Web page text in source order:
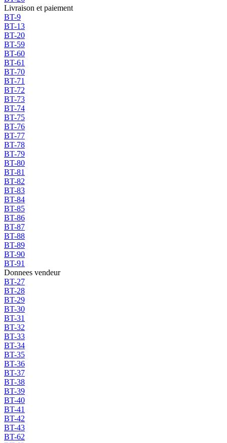
Livraison et paiement
BT-9
BT-13
BT-20
BT-59
BT-60
BT-61
BT-70
BT-71
BT-72
BT-73
BT-74
BT-75
BT-76
BT-77
BT-78
BT-79
BT-80
BT-81
BT-82
BT-83
BT-84
BT-85
BT-86
BT-87
BT-88
BT-89
BT-90
BT-91
Donnees vendeur
BT-27
BT-28
BT-29
BT-30
BT-31
BT-32
BT-33
BT-34
BT-35
BT-36
BT-37
BT-38
BT-39
BT-40
BT-41
BT-42
BT-43
BT-62